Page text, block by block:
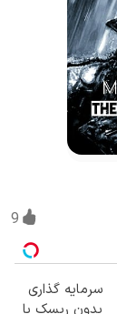
9
سرمایه گذاری